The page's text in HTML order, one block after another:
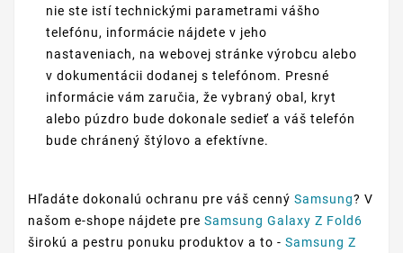
nie ste istí technickými parametrami vášho
telefónu, informácie nájdete v jeho
nastaveniach, na webovej stránke výrobcu alebo
v dokumentácii dodanej s telefónom. Presné
informácie vám zaručia, že vybraný obal, kryt
alebo púzdro bude dokonale sedieť a váš telefón
bude chránený štýlovo a efektívne.
Hľadáte dokonalú ochranu pre váš cenný Samsung? V
našom e-shope nájdete pre Samsung Galaxy Z Fold6
širokú a pestru ponuku produktov a to - Samsung Z